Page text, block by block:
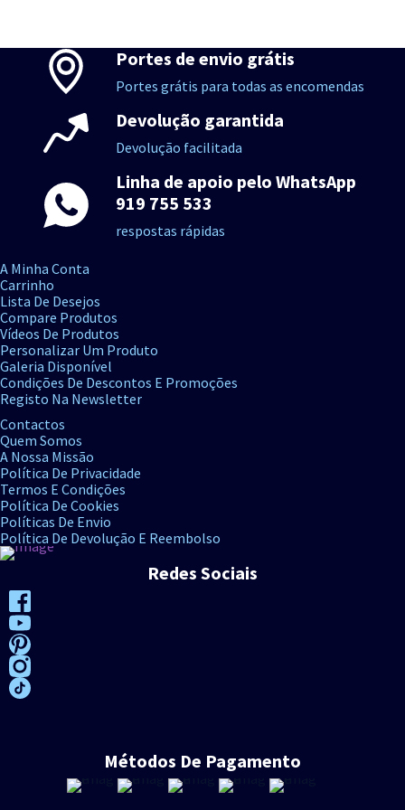
Portes de envio grátis
Portes grátis para todas as encomendas
Devolução garantida
Devolução facilitada
Linha de apoio pelo WhatsApp
919 755 533
respostas rápidas
A Minha Conta
Carrinho
Lista De Desejos
Compare Produtos
Vídeos De Produtos
Personalizar Um Produto
Galeria Disponível
Condições De Descontos E Promoções
Registo Na Newsletter
Contactos
Quem Somos
A Nossa Missão
Política De Privacidade
Termos E Condições
Política De Cookies
Políticas De Envio
Política De Devolução E Reembolso
Redes Sociais
Métodos De Pagamento